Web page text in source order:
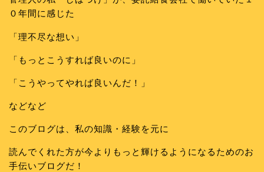
０年間に感じた
「理不尽な想い」
「もっとこうすれば良いのに」
「こうやってやれば良いんだ！」
などなど
このブログは、私の知識・経験を元に
読んでくれた方が今よりもっと輝けるようになるためのお
手伝いブログだ！